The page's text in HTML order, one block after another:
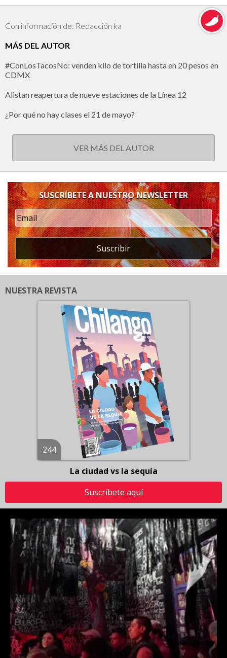
Con información de: Redacción ka
MÁS DEL AUTOR
#ConLosTacosNo: venden kilo de tortilla hasta en 20 pesos en
CDMX
Alistan reapertura de nueve estaciones de la Línea 12
¿Por qué no hay clases el 21 de mayo?
VER MÁS DEL AUTOR
SUSCRÍBETE A NUESTRO NEWSLETTER
Suscribir
NUESTRA REVISTA
244
La ciudad vs la sequía
Suscríbete aquí